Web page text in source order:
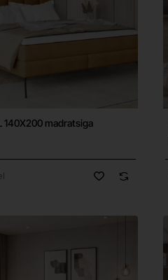
Tasuta tarne
140X200 madratsiga